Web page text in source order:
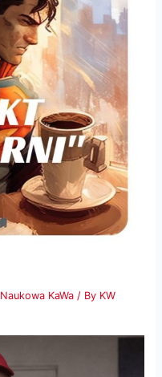
Naukowa KaWa / By KW